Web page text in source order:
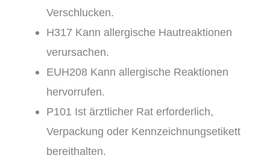
Verschlucken.
H317 Kann allergische Hautreaktionen
verursachen.
EUH208 Kann allergische Reaktionen
hervorrufen.
P101 Ist ärztlicher Rat erforderlich,
Verpackung oder Kennzeichnungsetikett
bereithalten.